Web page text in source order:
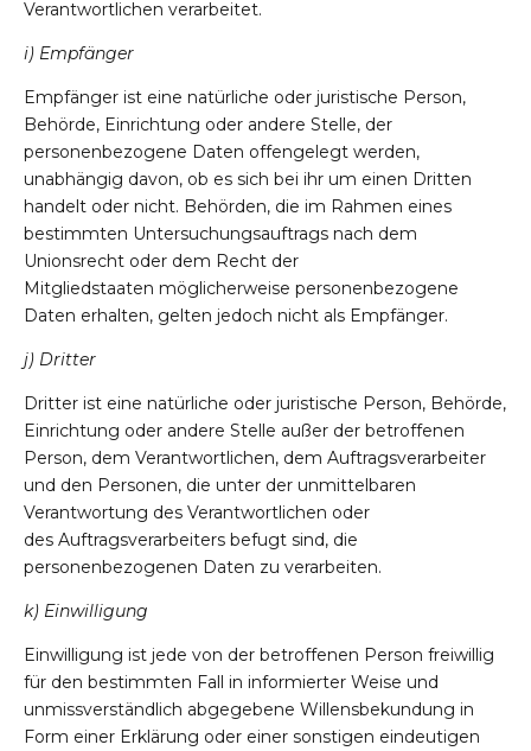
Verantwortlichen verarbeitet.
i) Empfänger
Empfänger ist eine natürliche oder juristische Person,
Behörde, Einrichtung oder andere Stelle, der
personenbezogene Daten offengelegt werden,
unabhängig davon, ob es sich bei ihr um einen Dritten
handelt oder nicht. Behörden, die im Rahmen eines
bestimmten Untersuchungsauftrags nach dem
Unionsrecht oder dem Recht der
Mitgliedstaaten möglicherweise personenbezogene
Daten erhalten, gelten jedoch nicht als Empfänger.
j) Dritter
Dritter ist eine natürliche oder juristische Person, Behörde,
Einrichtung oder andere Stelle außer der betroffenen
Person, dem Verantwortlichen, dem Auftragsverarbeiter
und den Personen, die unter der unmittelbaren
Verantwortung des Verantwortlichen oder
des Auftragsverarbeiters befugt sind, die
personenbezogenen Daten zu verarbeiten.
k) Einwilligung
Einwilligung ist jede von der betroffenen Person freiwillig
für den bestimmten Fall in informierter Weise und
unmissverständlich abgegebene Willensbekundung in
Form einer Erklärung oder einer sonstigen eindeutigen